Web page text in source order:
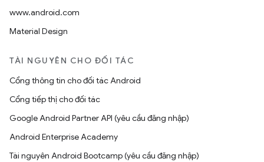
www.android.com
Material Design
TÀI NGUYÊN CHO ĐỐI TÁC
Cổng thông tin cho đối tác Android
Cổng tiếp thị cho đối tác
Google Android Partner API (yêu cầu đăng nhập)
Android Enterprise Academy
Tài nguyên Android Bootcamp (yêu cầu đăng nhập)